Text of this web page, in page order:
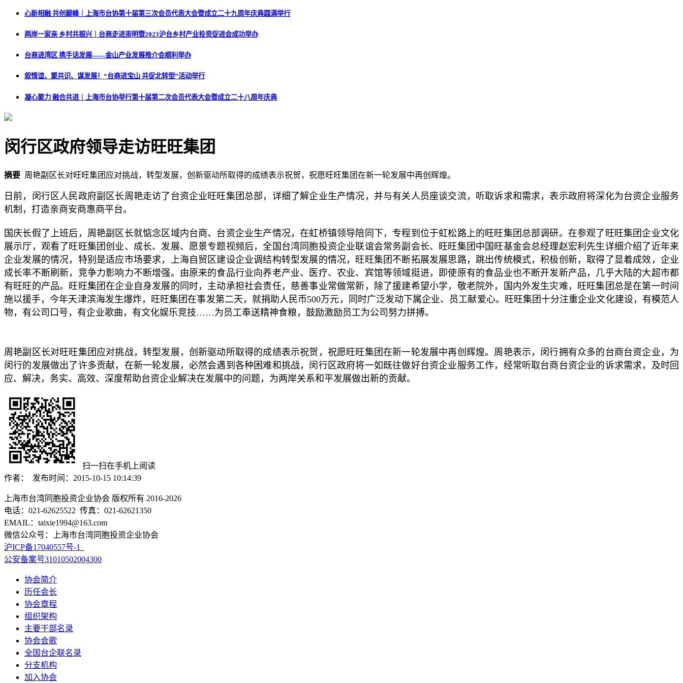
心新相融 共创巅峰｜上海市台协第十届第三次会员代表大会暨成立二十九周年庆典圆满举行
两岸一家亲 乡村共振兴｜台商走进崇明暨2023沪台乡村产业投资促进会成功举办
台商进湾区 携手话发展——金山产业发展推介会顺利举办
叙情谊、聚共识、谋发展！“台商进宝山 共促北转型”活动举行
凝心聚力 融合共进｜上海市台协举行第十届第二次会员代表大会暨成立二十八周年庆典
闵行区政府领导走访旺旺集团
摘要 周艳副区长对旺旺集团应对挑战，转型发展，创新驱动所取得的成绩表示祝贺，祝愿旺旺集团在新一轮发展中再创辉煌。
日前，闵行区人民政府副区长周艳走访了台资企业旺旺集团总部，详细了解企业生产情况，并与有关人员座谈交流，听取诉求和需求，表示政府将深化为台资企业服务
机制，打造亲商安商惠商平台。
国庆长假了上班后，周艳副区长就惦念区域内台商、台资企业生产情况，在虹桥镇领导陪同下，专程到位于虹松路上的旺旺集团总部调研。在参观了旺旺集团企业文化
展示厅，观看了旺旺集团创业、成长、发展、愿景专题视频后，全国台湾同胞投资企业联谊会常务副会长、旺旺集团中国旺基金会总经理赵宏利先生详细介绍了近年来
企业发展的情况，特别是适应市场要求，上海自贸区建设企业调结构转型发展的情况，旺旺集团不断拓展发展思路，跳出传统模式，积极创新，取得了显着成效，企业
成长率不断刷新，竞争力影响力不断增强。由原来的食品行业向养老产业、医疗、农业、宾馆等领域挺进，即使原有的食品业也不断开发新产品，几乎大陆的大超市都
有旺旺的产品。旺旺集团在企业自身发展的同时，主动承担社会责任，慈善事业常做常新，除了援建希望小学，敬老院外，国内外发生灾难，旺旺集团总是在第一时间
施以援手，今年天津滨海发生爆炸，旺旺集团在事发第二天，就捐助人民币500万元，同时广泛发动下属企业、员工献爱心。旺旺集团十分注重企业文化建设，有模范人
物，有公司口号，有企业歌曲，有文化娱乐竞技……为员工奉送精神食粮，鼓励激励员工为公司努力拼搏。
周艳副区长对旺旺集团应对挑战，转型发展，创新驱动所取得的成绩表示祝贺，祝愿旺旺集团在新一轮发展中再创辉煌。周艳表示，闵行拥有众多的台商台资企业，为
闵行的发展做出了许多贡献，在新一轮发展，必然会遇到各种困难和挑战，闵行区政府将一如既往做好台资企业服务工作，经常听取台商台资企业的诉求需求，及时回
应、解决，务实、高效、深度帮助台资企业解决在发展中的问题，为两岸关系和平发展做出新的贡献。
扫一扫在手机上阅读
作者： 发布时间：2015-10-15 10:14:39
上海市台湾同胞投资企业协会 版权所有 2016-2026
电话：021-62625522 传真：021-62621350
EMAIL：taixie1994@163.com
微信公众号：上海市台湾同胞投资企业协会
沪ICP备17040557号-1
公安备案号31010502004300
协会简介
历任会长
协会章程
组织架构
主要干部名录
协会会歌
全国台企联名录
分支机构
加入协会